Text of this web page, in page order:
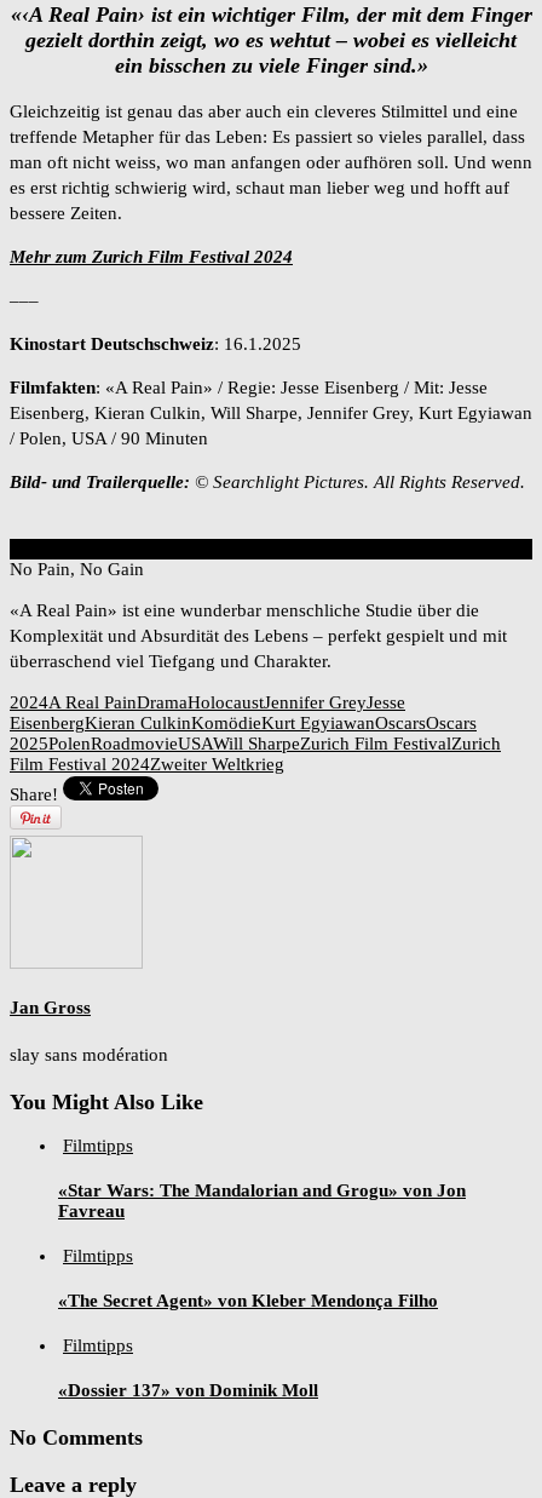
«‹A Real Pain› ist ein wichtiger Film, der mit dem Finger
gezielt dorthin zeigt, wo es wehtut – wobei es vielleicht
ein bisschen zu viele Finger sind.»
Gleichzeitig ist genau das aber auch ein cleveres Stilmittel und eine
treffende Metapher für das Leben: Es passiert so vieles parallel, dass
man oft nicht weiss, wo man anfangen oder aufhören soll. Und wenn
es erst richtig schwierig wird, schaut man lieber weg und hofft auf
bessere Zeiten.
Mehr zum Zurich Film Festival 2024
–––
Kinostart Deutschschweiz: 16.1.2025
Filmfakten: «A Real Pain» / Regie: Jesse Eisenberg / Mit: Jesse
Eisenberg, Kieran Culkin, Will Sharpe, Jennifer Grey, Kurt Egyiawan
/ Polen, USA / 90 Minuten
Bild- und Trailerquelle: © Searchlight Pictures. All Rights Reserved.
No Pain, No Gain
«A Real Pain» ist eine wunderbar menschliche Studie über die
Komplexität und Absurdität des Lebens – perfekt gespielt und mit
überraschend viel Tiefgang und Charakter.
2024A Real PainDramaHolocaustJennifer GreyJesse
EisenbergKieran CulkinKomödieKurt EgyiawanOscarsOscars
2025PolenRoadmovieUSAWill SharpeZurich Film FestivalZurich
Film Festival 2024Zweiter Weltkrieg
Share!
Jan Gross
slay sans modération
You Might Also Like
Filmtipps
«Star Wars: The Mandalorian and Grogu» von Jon
Favreau
Filmtipps
«The Secret Agent» von Kleber Mendonça Filho
Filmtipps
«Dossier 137» von Dominik Moll
No Comments
Leave a reply